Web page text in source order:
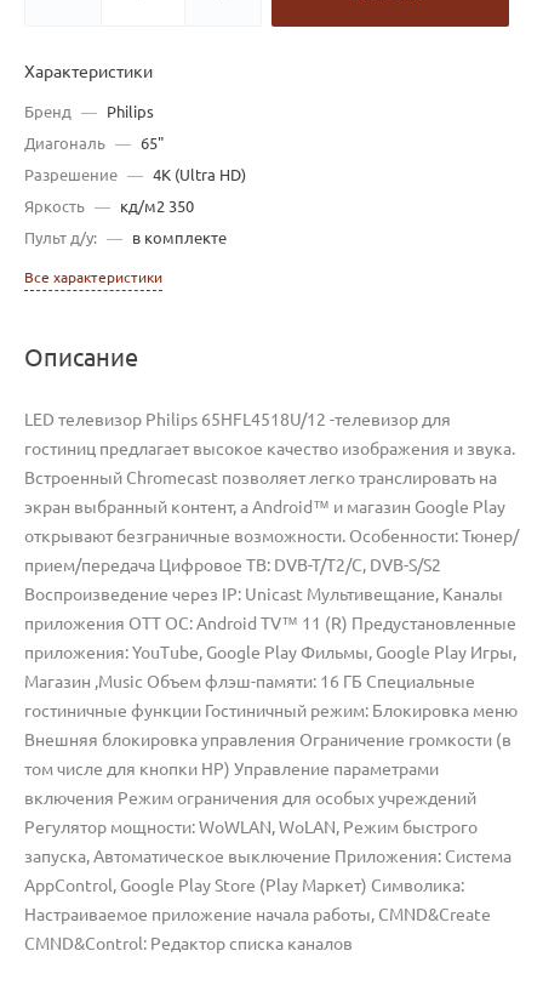
Характеристики
Бренд —
Philips
Диагональ — 65"
Разрешение — 4K (Ultra HD)
Яркость —
кд/м2 350
Пульт д/у: — в комплекте
Все характеристики
Описание
LED телевизор Philips 65HFL4518U/12 -телевизор для
гостиниц предлагает высокое качество изображения и звука.
Встроенный Chromecast позволяет легко транслировать на
экран выбранный контент, а Android™ и магазин Google Play
открывают безграничные возможности. Особенности: Тюнер/
прием/передача Цифровое ТВ: DVB-T/T2/C, DVB-S/S2
Воспроизведение через IP: Unicast Мультивещание, Каналы
приложения OTT ОС: Android TV™ 11 (R) Предустановленные
приложения: YouTube, Google Play Фильмы, Google Play Игры,
Магазин ,Music Объем флэш-памяти: 16 ГБ Специальные
гостиничные функции Гостиничный режим: Блокировка меню
Внешняя блокировка управления Ограничение громкости (в
том числе для кнопки HP) Управление параметрами
включения Режим ограничения для особых учреждений
Регулятор мощности: WoWLAN, WoLAN, Режим быстрого
запуска, Автоматическое выключение Приложения: Система
AppControl, Google Play Store (Play Маркет) Символика:
Настраиваемое приложение начала работы, CMND&Create
CMND&Control: Редактор списка каналов